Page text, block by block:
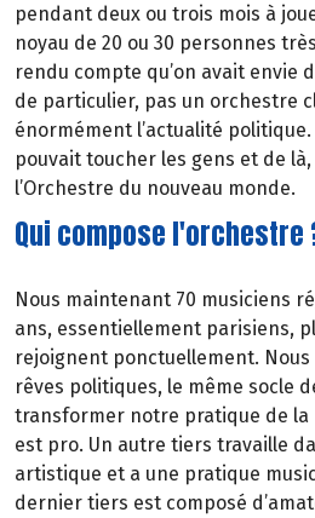
pendant deux ou trois mois à
noyau de 20 ou 30 personnes
rendu compte qu’on avait envie
de particulier, pas un orchestre
énormément l’actualité politique.
pouvait toucher les gens et de
l’Orchestre du nouveau monde.
Qui compose l'orchestre
Nous maintenant 70 musiciens
ans, essentiellement parisiens,
rejoignent ponctuellement.
rêves politiques, le même socle
transformer notre pratique de la
est pro. Un autre tiers travaille
artistique et a une pratique
dernier tiers est composé